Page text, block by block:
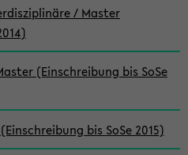
/ Master
(Einschreibung bis SoSe
bis SoSe 2015)